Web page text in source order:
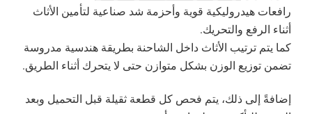
رافعات هيدروليكية قوية وأحزمة شد صناعية لتأمين الأثاث
أثناء الرفع والتحريك.
كما يتم ترتيب الأثاث داخل الشاحنة بطريقة هندسية مدروسة
تضمن توزيع الوزن بشكل متوازن حتى لا يتحرك أثناء الطريق.
إضافةً إلى ذلك، يتم فحص كل قطعة ثقيلة قبل التحميل وبعد